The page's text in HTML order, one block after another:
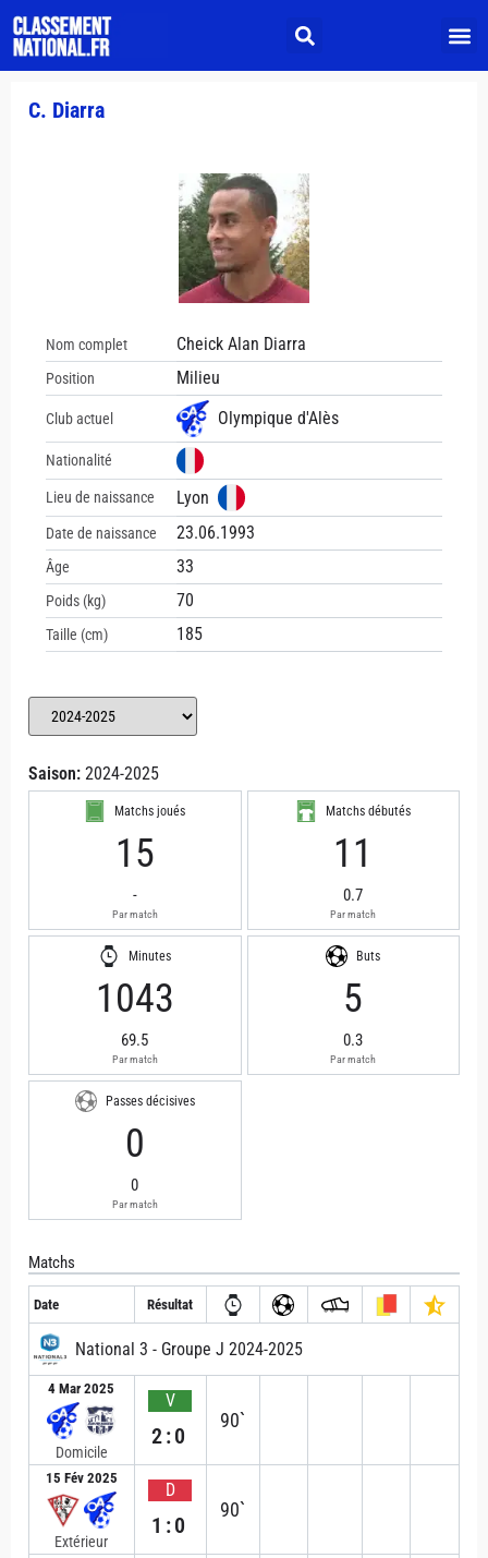
C. Diarra
Nom complet Cheick Alan Diarra
Position Milieu
Club actuel Olympique d'Alès
Nationalité
Lieu de naissance Lyon
Date de naissance 23.06.1993
Âge 33
Poids (kg) 70
Taille (cm) 185
Saison: 2024-2025
Matchs joués
15
-
Par match
Matchs débutés
11
0.7
Par match
Minutes
1043
69.5
Par match
Buts
5
0.3
Par match
Passes décisives
0
0
Par match
Matchs
Date Résultat
National 3 - Groupe J 2024-2025
4 Mar 2025
Domicile
V
2:0
90`
15 Fév 2025
Extérieur
D
1:0
90`